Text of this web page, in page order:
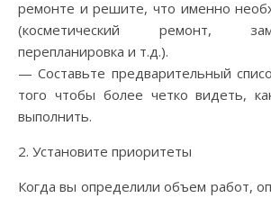
ремонте и решите, что именно
(косметический ремонт,
перепланировка и т.д.).
— Составьте предварительный
того чтобы более четко видеть,
выполнить.
2. Установите приоритеты
Когда вы определили объем работ,